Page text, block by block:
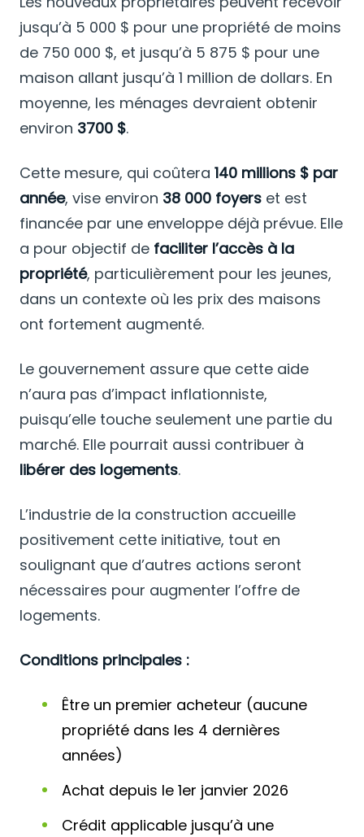
jusqu’à 5 000 $ pour une propriété de moins
de 750 000 $, et jusqu’à 5 875 $ pour une
maison allant jusqu’à 1 million de dollars. En
moyenne, les ménages devraient obtenir
environ 3700 $.
Cette mesure, qui coûtera 140 millions $ par
année, vise environ 38 000 foyers et est
financée par une enveloppe déjà prévue. Elle
a pour objectif de faciliter l’accès à la
propriété, particulièrement pour les jeunes,
dans un contexte où les prix des maisons
ont fortement augmenté.
Le gouvernement assure que cette aide
n’aura pas d’impact inflationniste,
puisqu’elle touche seulement une partie du
marché. Elle pourrait aussi contribuer à
libérer des logements.
L’industrie de la construction accueille
positivement cette initiative, tout en
soulignant que d’autres actions seront
nécessaires pour augmenter l’offre de
logements.
Conditions principales :
Être un premier acheteur (aucune
propriété dans les 4 dernières
années)
Achat depuis le 1er janvier 2026
Crédit applicable jusqu’à une